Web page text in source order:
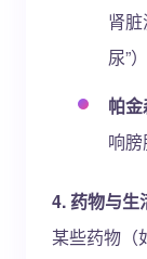
肾
尿”）
帕
响
4. 药物与生
某些药物（